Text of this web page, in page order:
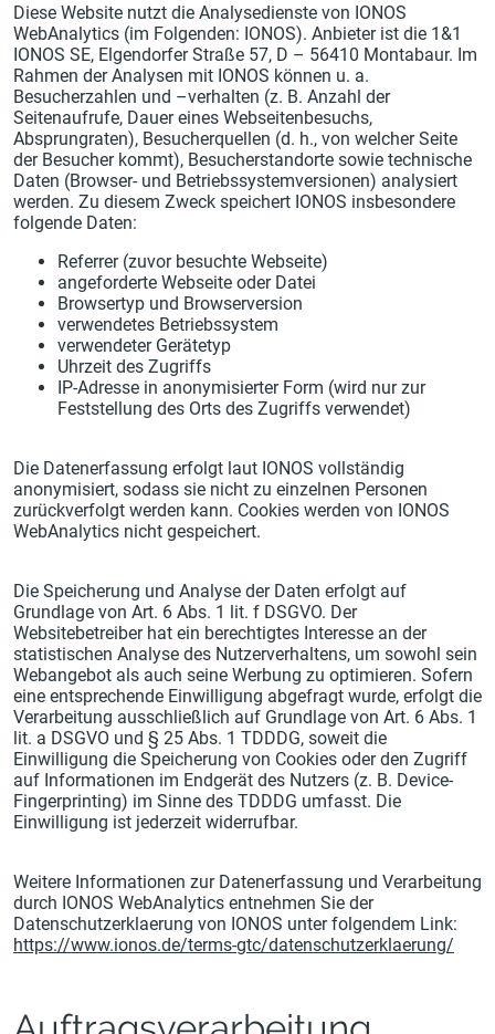
Diese Website nutzt die Analysedienste von IONOS
WebAnalytics (im Folgenden: IONOS). Anbieter ist die 1&1
IONOS SE, Elgendorfer Straße 57, D – 56410 Montabaur. Im
Rahmen der Analysen mit IONOS können u. a.
Besucherzahlen und –verhalten (z. B. Anzahl der
Seitenaufrufe, Dauer eines Webseitenbesuchs,
Absprungraten), Besucherquellen (d. h., von welcher Seite
der Besucher kommt), Besucherstandorte sowie technische
Daten (Browser- und Betriebssystemversionen) analysiert
werden. Zu diesem Zweck speichert IONOS insbesondere
folgende Daten:
Referrer (zuvor besuchte Webseite)
angeforderte Webseite oder Datei
Browsertyp und Browserversion
verwendetes Betriebssystem
verwendeter Gerätetyp
Uhrzeit des Zugriffs
IP-Adresse in anonymisierter Form (wird nur zur
Feststellung des Orts des Zugriffs verwendet)
Die Datenerfassung erfolgt laut IONOS vollständig
anonymisiert, sodass sie nicht zu einzelnen Personen
zurückverfolgt werden kann. Cookies werden von IONOS
WebAnalytics nicht gespeichert.
Die Speicherung und Analyse der Daten erfolgt auf
Grundlage von Art. 6 Abs. 1 lit. f DSGVO. Der
Websitebetreiber hat ein berechtigtes Interesse an der
statistischen Analyse des Nutzerverhaltens, um sowohl sein
Webangebot als auch seine Werbung zu optimieren. Sofern
eine entsprechende Einwilligung abgefragt wurde, erfolgt die
Verarbeitung ausschließlich auf Grundlage von Art. 6 Abs. 1
lit. a DSGVO und § 25 Abs. 1 TDDDG, soweit die
Einwilligung die Speicherung von Cookies oder den Zugriff
auf Informationen im Endgerät des Nutzers (z. B. Device-
Fingerprinting) im Sinne des TDDDG umfasst. Die
Einwilligung ist jederzeit widerrufbar.
Weitere Informationen zur Datenerfassung und Verarbeitung
durch IONOS WebAnalytics entnehmen Sie der
Datenschutzerklaerung von IONOS unter folgendem Link:
https://www.ionos.de/terms-gtc/datenschutzerklaerung/